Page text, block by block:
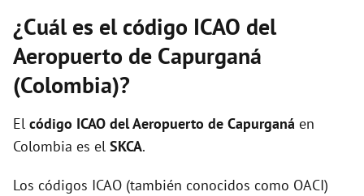
¿Cuál es el código ICAO del
Aeropuerto de Capurganá
(Colombia)?
El código ICAO delAeropuerto de Capurganá en
Colombia es el SKCA.
Los códigos ICAO (también conocidos como OACI)